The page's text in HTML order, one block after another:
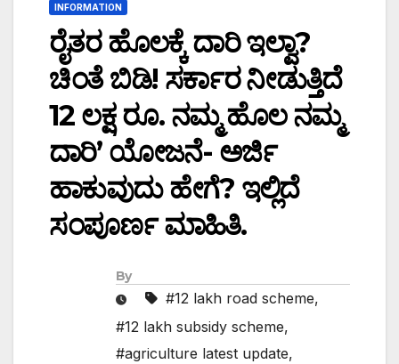
INFORMATION
ರೈತರ ಹೊಲಕ್ಕೆ ದಾರಿ ಇಲ್ವಾ?
ಚಿಂತೆ ಬಿಡಿ! ಸರ್ಕಾರ ನೀಡುತ್ತಿದೆ
12 ಲಕ್ಷ ರೂ. ನಮ್ಮ ಹೊಲ ನಮ್ಮ
ದಾರಿ’ ಯೋಜನೆ- ಅರ್ಜಿ
ಹಾಕುವುದು ಹೇಗೆ? ಇಲ್ಲಿದೆ
ಸಂಪೂರ್ಣ ಮಾಹಿತಿ.
By
#12 lakh road scheme,
#12 lakh subsidy scheme,
#agriculture latest update,